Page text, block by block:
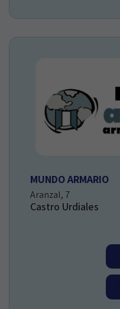
MUNDO ARMARIO
Aranzal, 7
Castro Urdiales